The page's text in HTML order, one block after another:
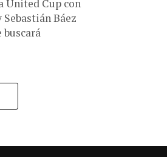
United Cup con
Báez